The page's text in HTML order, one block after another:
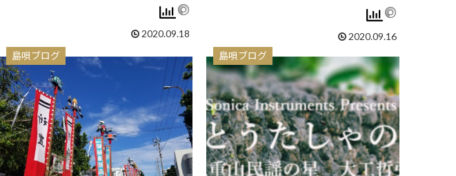
2020.09.18
2020.09.16
島唄ブログ 島唄ブログ